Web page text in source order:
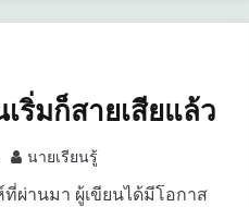
ริ่มก็สายเสียแล้ว
นายเรียนรู้
ผ่านมา ผู้เขียนได้มีโอกาส